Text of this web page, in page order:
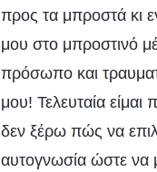
προς τα μπροστά κι
μου στο μπροστινό
πρόσωπο και
μου! Τελευταία
δεν ξέρω πώς να
αυτογνωσία ώστε